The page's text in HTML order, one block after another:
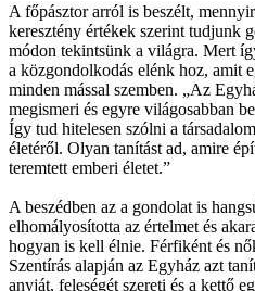
A főpásztor arról is beszélt,
keresztény értékek szerint tudjunk
módon tekintsünk a világra. Mert
a közgondolkodás elénk hoz, amit
minden mással szemben. „Az
megismeri és egyre világosabban
Így tud hitelesen szólni a
életéről. Olyan tanítást ad, amire
teremtett emberi életet.”
A beszédben az a gondolat is
elhomályosította az értelmet és
hogyan is kell élnie. Férfiként és
Szentírás alapján az Egyház azt
anyját, feleségét szereti és a kettő